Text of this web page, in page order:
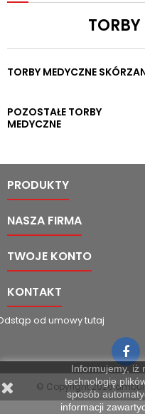
TORBY MEDYCZNE
POZOSTAŁE TORBY
MEDYCZNE
PRODUKTY
NASZA FIRMA
TWOJE KONTO
KONTAKT
Informujemy, iż
technologię
sposób
informacji
od umowy tutaj
© Copyright 2026